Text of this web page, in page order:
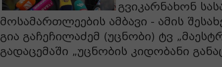
გვიკარნახონ
მოსამართლეების ამბავი - ამის
გია გაჩეჩილაძემ (უცნობი) ტვ
გადაცემაში „უცნობის კიდობანი